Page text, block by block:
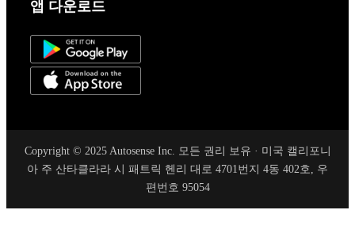
앱 다운로드
Copyright © 2025 Autosense Inc. 모든 권리 보유 · 미국 캘리포니
아 주 산타클라라 시 패트릭 헨리 대로 4701번지 4동 402호, 우
편번호 95054